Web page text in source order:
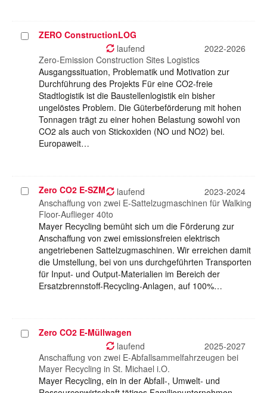
ProjektZERO ConstructionLOG
laufend
2022-2026
Zero-Emission Construction Sites Logistics
Ausgangssituation, Problematik und Motivation zur
Durchführung des Projekts Für eine CO2-freie
Stadtlogistik ist die Baustellenlogistik ein bisher
ungelöstes Problem. Die Güterbeförderung mit hohen
Tonnagen trägt zu einer hohen Belastung sowohl von
CO2 als auch von Stickoxiden (NO und NO2) bei.
Europaweit…
Projekt
auswählen
Zero CO2 E-SZM laufend
2023-2024
Anschaffung von zwei E-Sattelzugmaschinen für Walking
Floor-Auflieger 40to
Mayer Recycling bemüht sich um die Förderung zur
Anschaffung von zwei emissionsfreien elektrisch
angetriebenen Sattelzugmaschinen. Wir erreichen damit
die Umstellung, bei von uns durchgeführten Transporten
für Input- und Output-Materialien im Bereich der
Ersatzbrennstoff-Recycling-Anlagen, auf 100%…
ProjektZero CO2 E-Müllwagen
laufend
2025-2027
Anschaffung von zwei E-Abfallsammelfahrzeugen bei
Mayer Recycling in St. Michael i.O.
Mayer Recycling, ein in der Abfall-, Umwelt- und